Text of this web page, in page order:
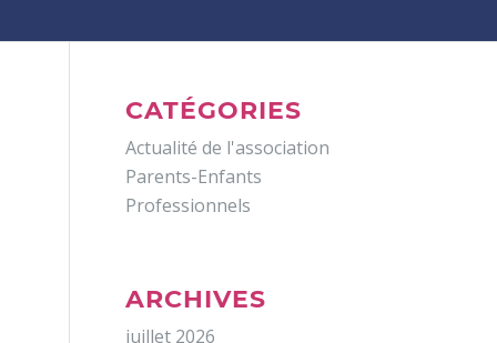
CATÉGORIES
Actualité de l'association
Parents-Enfants
Professionnels
ARCHIVES
juillet 2026